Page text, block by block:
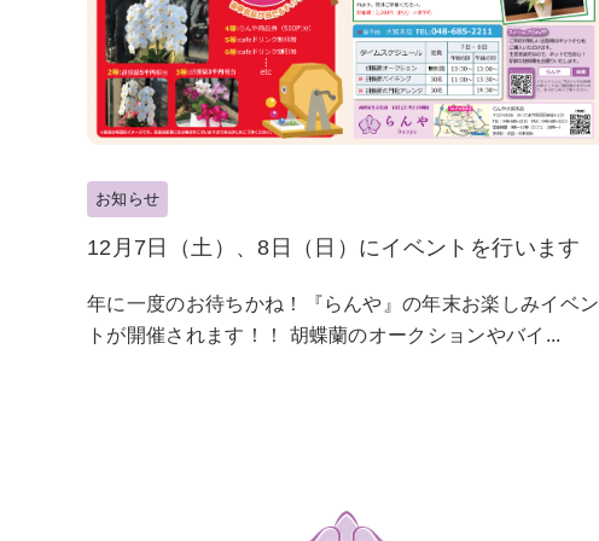
お知らせ
12月7日（土）、8日（日）にイベントを行います
年に一度のお待ちかね！『らんや』の年末お楽しみイベン
トが開催されます！！ 胡蝶蘭のオークションやバイ...